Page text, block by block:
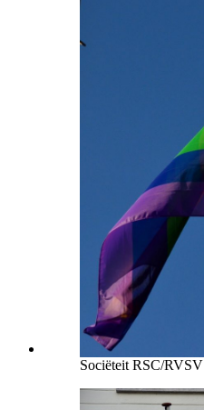
Sociëteit RSC/RVSV